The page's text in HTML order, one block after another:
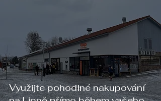
Využijte pohodlné nakupování